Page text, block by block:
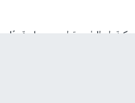
إن الرئيس ترامب، سيعلن قريبًا